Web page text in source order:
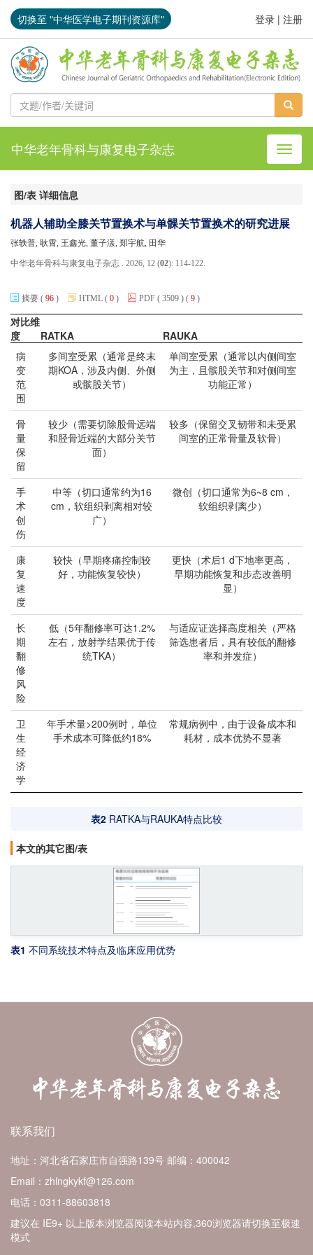
切换至 "中华医学电子期刊资源库" 登录 | 注册
导航
中华老年骨科与康复电子杂志
图/表 详细信息
机器人辅助全膝关节置换术与单髁关节置换术的研究进展
张轶普, 耿霄, 王鑫光, 董子漾, 郑宇航, 田华
中华老年骨科与康复电子杂志 . 2026, 12 (02): 114-122.
摘要 ( 96 ) HTML ( 0 ) PDF ( 3509 ) ( 9 )
对比维
度
RATKA
RAUKA
病
变
范
围
多间室受累（通常是终末
期KOA，涉及内侧、外侧
或髌股关节）
单间室受累（通常以内侧间室
为主，且髌股关节和对侧间室
功能正常）
骨
量
保
留
较少（需要切除股骨远端
和胫骨近端的大部分关节
面）
较多（保留交叉韧带和未受累
间室的正常骨量及软骨）
手
术
创
伤
中等（切口通常约为16
cm，软组织剥离相对较
广）
微创（切口通常为6~8 cm，
软组织剥离少）
康
复
速
度
较快（早期疼痛控制较
好，功能恢复较快）
更快（术后1 d下地率更高，
早期功能恢复和步态改善明
显）
长
期
翻
修
风
险
低（5年翻修率可达1.2%
左右，放射学结果优于传
统TKA）
与适应证选择高度相关（严格
筛选患者后，具有较低的翻修
率和并发症）
卫
生
经
济
学
年手术量>200例时，单位
手术成本可降低约18%
常规病例中，由于设备成本和
耗材，成本优势不显著
表2 RATKA与RAUKA特点比较
本文的其它图/表
表1 不同系统技术特点及临床应用优势
联系我们
地址：河北省石家庄市自强路139号 邮编：400042
Email：zhlngkykf@126.com
电话：0311-88603818
建议在 IE9+ 以上版本浏览器阅读本站内容,360浏览器请切换至极速
模式